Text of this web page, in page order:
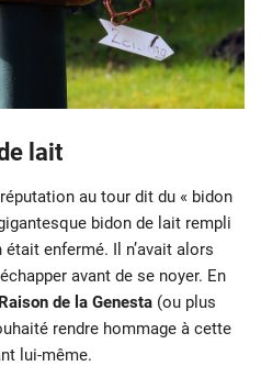
lait
au tour dit du « bidon
bidon de lait rempli
enfermé. Il n’avait alors
avant de se noyer. En
de la Genesta (ou plus
rendre hommage à cette
lui-même.